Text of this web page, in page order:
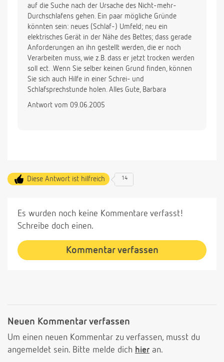
auf die Suche nach der Ursache des Nicht-mehr-
Durchschlafens gehen. Ein paar mögliche Gründe
könnten sein: neues (Schlaf-) Umfeld; neu ein
elektrisches Gerät in der Nähe des Bettes; dass gerade
Anforderungen an ihn gestellt werden, die er noch
Verarbeiten muss, wie z.B. dass er jetzt trocken werden
soll ect. .Wenn Sie selber keinen Grund finden, können
Sie sich auch Hilfe in einer Schrei- und
Schlafsprechstunde holen. Alles Gute, Barbara
Antwort vom 09.06.2005
Diese Antwort ist hilfreich 14
Es wurden noch keine Kommentare verfasst!
Schreibe doch einen.
Kommentar verfassen
Neuen Kommentar verfassen
Um einen neuen Kommentar zu verfassen, musst du
angemeldet sein. Bitte melde dich hier an.